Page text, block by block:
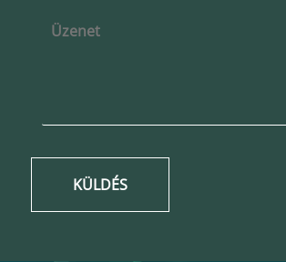
KÜLDÉS